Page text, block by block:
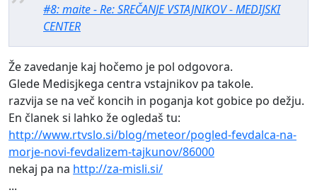
#8: maite - Re: SREČANJE VSTAJNIKOV - MEDIJSKI
CENTER
Že zavedanje kaj hočemo je pol odgovora.
Glede Medisjkega centra vstajnikov pa takole.
razvija se na več koncih in poganja kot gobice po dežju.
En članek si lahko že ogledaš tu:
http://www.rtvslo.si/blog/meteor/pogled-fevdalca-na-
morje-novi-fevdalizem-tajkunov/86000
nekaj pa na http://za-misli.si/
...